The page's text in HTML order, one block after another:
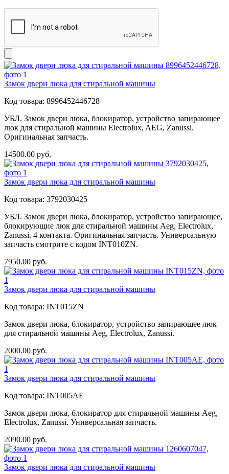
Замок двери люка для стиральной машины
Код товара: 8996452446728
УБЛ. Замок двери люка, блокиратор, устройство запирающее
люк для стиральной машины Electrolux, AEG, Zanussi.
Оригинальная запчасть.
14500.00 руб.
Замок двери люка для стиральной машины
Код товара: 3792030425
УБЛ. Замок двери люка, блокиратор, устройство запирающее,
блокирующие люк для стиральной машины Aeg, Electrolux,
Zanussi. 4 контакта. Оригинальная запчасть. Универсальную
запчасть смотрите с кодом INT010ZN.
7950.00 руб.
Замок двери люка для стиральной машины
Код товара: INT015ZN
Замок двери люка, блокиратор, устройство запирающее люк
для стиральной машины Aeg, Electrolux, Zanussi.
2000.00 руб.
Замок двери люка для стиральной машины
Код товара: INT005AE
Замок двери люка, блокиратор для стиральной машины Aeg,
Electrolux, Zanussi. Универсальная запчасть.
2090.00 руб.
Замок двери люка для стиральной машины